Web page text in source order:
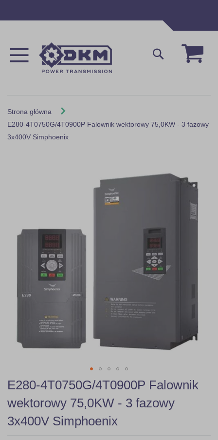
Mój
Szukaj
Strona główna
E280-4T0750G/4T0900P Falownik wektorowy 75,0KW - 3 fazowy
3x400V Simphoenix
Skip
to
beginning
of
the
E280-4T0750G/4T0900P Falownik
wektorowy 75,0KW - 3 fazowy
3x400V Simphoenix